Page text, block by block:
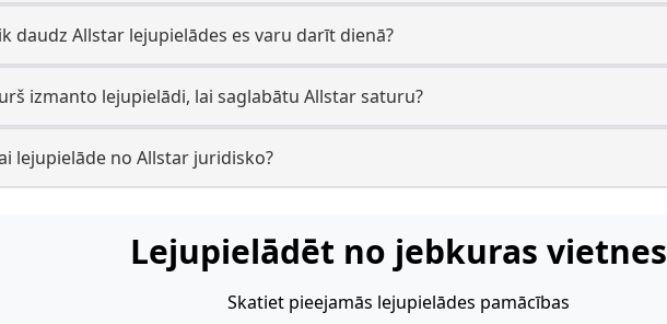
daudz Allstar lejupielādes es varu darīt dienā?
izmanto lejupielādi, lai saglabātu Allstar saturu?
lejupielāde no Allstar juridisko?
Lejupielādēt no jebkuras vietnes
Skatiet pieejamās lejupielādes pamācības